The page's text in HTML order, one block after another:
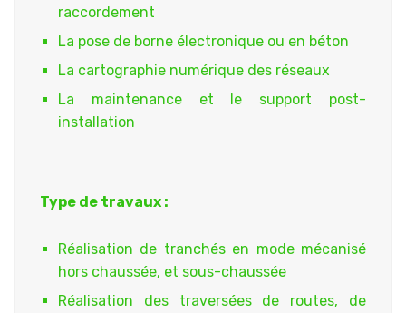
raccordement
La pose de borne électronique ou en béton
La cartographie numérique des réseaux
La maintenance et le support post-
installation
Type de travaux :
Réalisation de tranchés en mode mécanisé
hors chaussée, et sous-chaussée
Réalisation des traversées de routes, de